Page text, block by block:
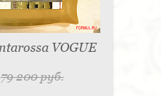
VOGUE
79 200 руб.